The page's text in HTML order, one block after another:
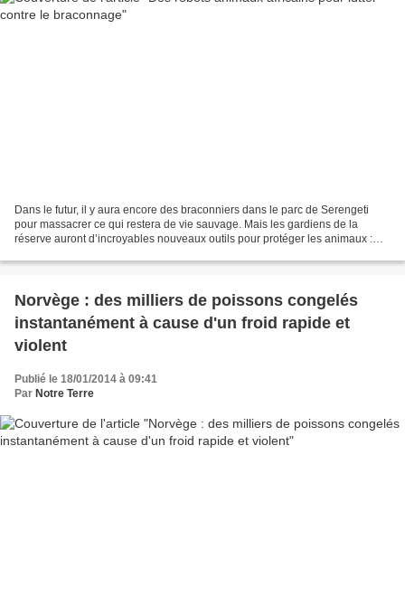
Dans le futur, il y aura encore des braconniers dans le parc de Serengeti
pour massacrer ce qui restera de vie sauvage. Mais les gardiens de la
réserve auront d’incroyables nouveaux outils pour protéger les animaux :
Norvège : des milliers de poissons congelés
instantanément à cause d'un froid rapide et
violent
Publié le 18/01/2014 à 09:41
Par Notre Terre